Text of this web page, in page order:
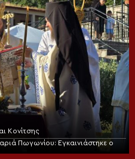
Κονίτσης
Πωγωνίου: Εγκαινιάστηκε ο